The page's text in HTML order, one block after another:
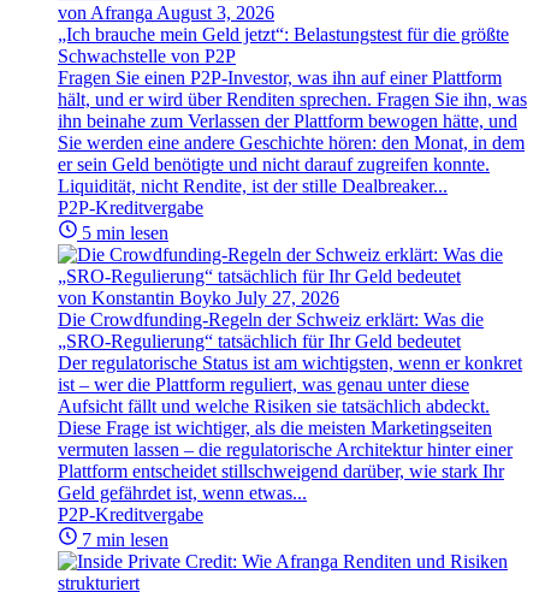
von Afranga August 3, 2026
„Ich brauche mein Geld jetzt“: Belastungstest für die größte
Schwachstelle von P2P
Fragen Sie einen P2P-Investor, was ihn auf einer Plattform
hält, und er wird über Renditen sprechen. Fragen Sie ihn, was
ihn beinahe zum Verlassen der Plattform bewogen hätte, und
Sie werden eine andere Geschichte hören: den Monat, in dem
er sein Geld benötigte und nicht darauf zugreifen konnte.
Liquidität, nicht Rendite, ist der stille Dealbreaker...
P2P-Kreditvergabe
5 min lesen
von Konstantin Boyko July 27, 2026
Die Crowdfunding-Regeln der Schweiz erklärt: Was die
„SRO-Regulierung“ tatsächlich für Ihr Geld bedeutet
Der regulatorische Status ist am wichtigsten, wenn er konkret
ist – wer die Plattform reguliert, was genau unter diese
Aufsicht fällt und welche Risiken sie tatsächlich abdeckt.
Diese Frage ist wichtiger, als die meisten Marketingseiten
vermuten lassen – die regulatorische Architektur hinter einer
Plattform entscheidet stillschweigend darüber, wie stark Ihr
Geld gefährdet ist, wenn etwas...
P2P-Kreditvergabe
7 min lesen